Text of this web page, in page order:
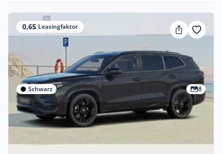
0,65 Leasingfaktor
Schwarz 8
Gewerbe
Volkswagen Tayron R-Line 2.0 TDI 193 PS
DSG *BLACK STYLE*AHK*PANO*HD-